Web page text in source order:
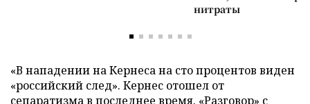
нитраты
«В нападении на Кернеса на сто процентов виден
«российский след». Кернес отошел от
сепаратизма в последнее время. «Разговор» с